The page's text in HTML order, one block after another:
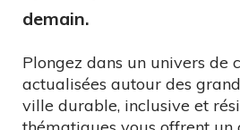
demain.
Plongez dans un univers de
actualisées autour des
ville durable, inclusive et